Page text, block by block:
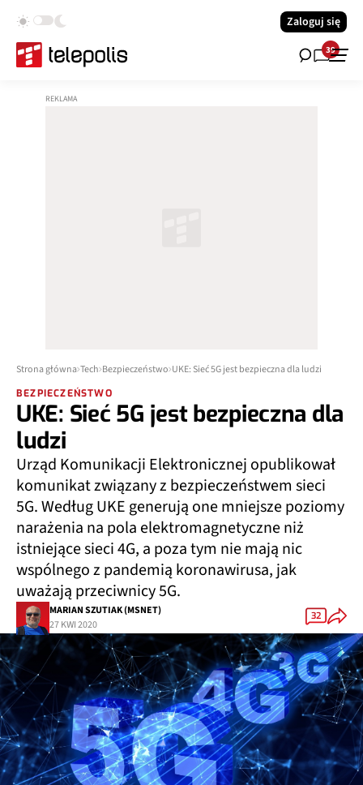
Zaloguj się
39
Strona główna Tech Bezpieczeństwo UKE: Sieć 5G jest bezpieczna dla ludzi
BEZPIECZEŃSTWO
UKE: Sieć 5G jest bezpieczna dla
ludzi
Urząd Komunikacji Elektronicznej opublikował
komunikat związany z bezpieczeństwem sieci
5G. Według UKE generują one mniejsze poziomy
narażenia na pola elektromagnetyczne niż
istniejące sieci 4G, a poza tym nie mają nic
wspólnego z pandemią koronawirusa, jak
uważają przeciwnicy 5G.
MARIAN SZUTIAK (MSNET)
27 KWI 2020
32